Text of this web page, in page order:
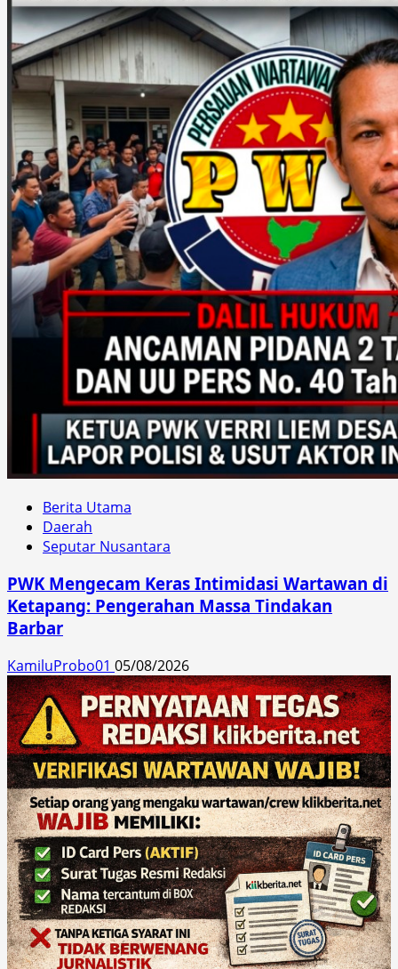
Berita Utama
Daerah
Seputar Nusantara
PWK Mengecam Keras Intimidasi Wartawan di
Ketapang: Pengerahan Massa Tindakan
Barbar
KamiluProbo01 05/08/2026